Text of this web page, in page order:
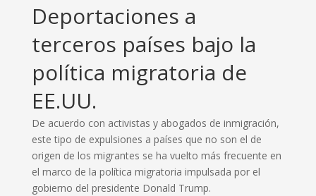
Deportaciones a
terceros países bajo la
política migratoria de
EE.UU.
De acuerdo con activistas y abogados de inmigración,
este tipo de expulsiones a países que no son el de
origen de los migrantes se ha vuelto más frecuente en
el marco de la política migratoria impulsada por el
gobierno del presidente Donald Trump.